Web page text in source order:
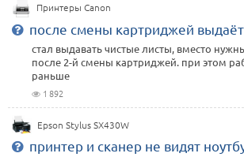
Принтеры Canon
после смены картриджей
стал выдавать чистые листы, вместо
после 2-й смены картриджей. при этом
раньше
1 892
Epson Stylus SX430W
принтер и сканер не видят